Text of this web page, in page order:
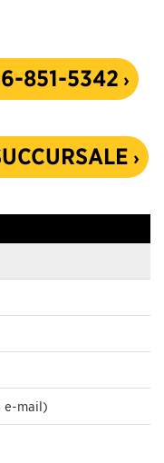
851-5342
e-mail)